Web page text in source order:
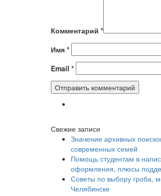
Комментарий *
Имя *
Email *
Свежие записи
Значение архивных
современных семей
Помощь студентам в
оформления, плюсы
Советы по выбору гроба,
Челябинске